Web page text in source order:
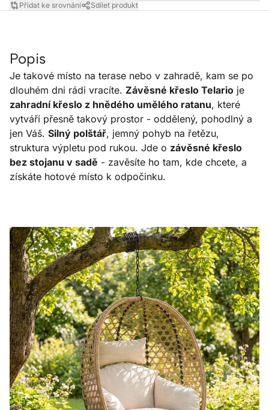
Přidat ke srovnání Sdílet produkt
Popis
Je takové místo na terase nebo v zahradě, kam se po
dlouhém dni rádi vracíte. Závěsné křeslo Telario je
zahradní křeslo z hnědého umělého ratanu, které
vytváří přesně takový prostor - oddělený, pohodlný a
jen Váš. Silný polštář, jemný pohyb na řetězu,
struktura výpletu pod rukou. Jde o závěsné křeslo
bez stojanu v sadě - zavěsíte ho tam, kde chcete, a
získáte hotové místo k odpočinku.